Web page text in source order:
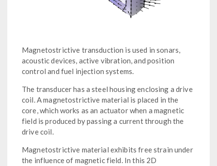
Magnetostrictive transduction is used in sonars,
acoustic devices, active vibration, and position
control and fuel injection systems.
The transducer has a steel housing enclosing a drive
coil. A magnetostrictive material is placed in the
core, which works as an actuator when a magnetic
field is produced by passing a current through the
drive coil.
Magnetostrictive material exhibits free strain under
the influence of magnetic field. In this 2D